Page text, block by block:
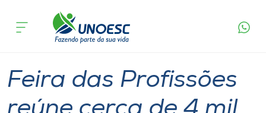
Cursos
Pesquisa
acontece
Feira das Profissões